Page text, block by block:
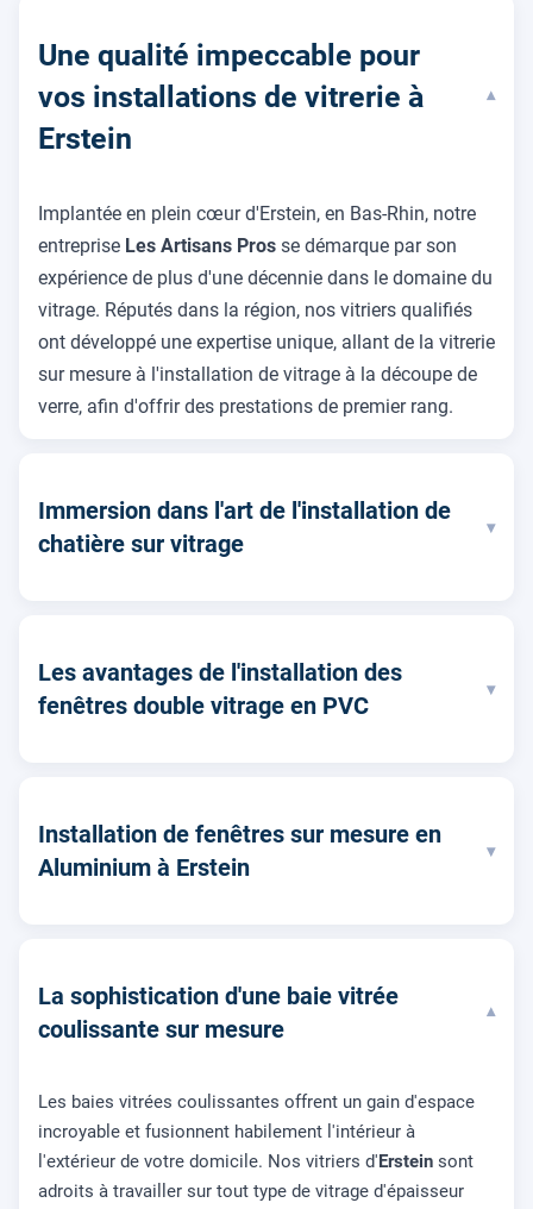
Une qualité impeccable pour
vos installations de vitrerie à
Erstein
▾
Implantée en plein cœur d'Erstein, en Bas-Rhin, notre
entreprise Les Artisans Pros se démarque par son
expérience de plus d'une décennie dans le domaine du
vitrage. Réputés dans la région, nos vitriers qualifiés
ont développé une expertise unique, allant de la vitrerie
sur mesure à l'installation de vitrage à la découpe de
verre, afin d'offrir des prestations de premier rang.
Immersion dans l'art de l'installation de
chatière sur vitrage
▾
Les avantages de l'installation des
fenêtres double vitrage en PVC
▾
Installation de fenêtres sur mesure en
Aluminium à Erstein
▾
La sophistication d'une baie vitrée
coulissante sur mesure
▾
Les baies vitrées coulissantes offrent un gain d'espace
incroyable et fusionnent habilement l'intérieur à
l'extérieur de votre domicile. Nos vitriers d'Erstein sont
adroits à travailler sur tout type de vitrage d'épaisseur